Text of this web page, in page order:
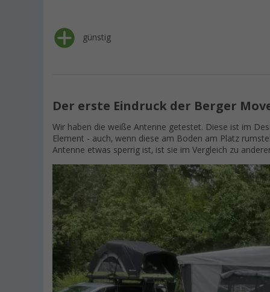
günstig
Der erste Eindruck der Berger
Wir haben die weiße Antenne getestet. Diese ist im
Element - auch, wenn diese am Boden am Platz
Antenne etwas sperrig ist, ist sie im Vergleich zu